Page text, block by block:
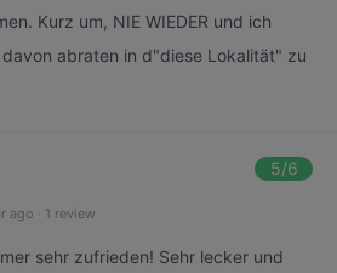
Kurz um, NIE WIEDER und ich
abraten in d"diese Lokalität" zu
5/6
ago · 1 review
sehr zufrieden! Sehr lecker und